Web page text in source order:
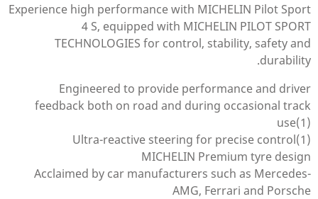
Experience high performance with MICHELIN Pilot Sport
4 S, equipped with MICHELIN PILOT SPORT
TECHNOLOGIES for control, stability, safety and
durability.
Engineered to provide performance and driver
feedback both on road and during occasional track
use(1)
Ultra-reactive steering for precise control(1)
MICHELIN Premium tyre design
Acclaimed by car manufacturers such as Mercedes-
AMG, Ferrari and Porsche